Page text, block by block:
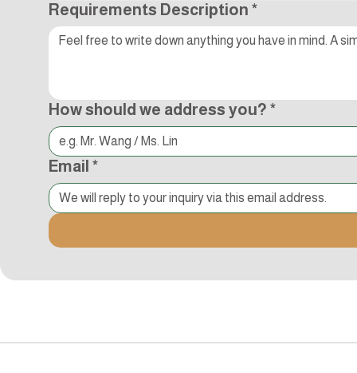
Requirements Description *
How should we address you? *
Email *